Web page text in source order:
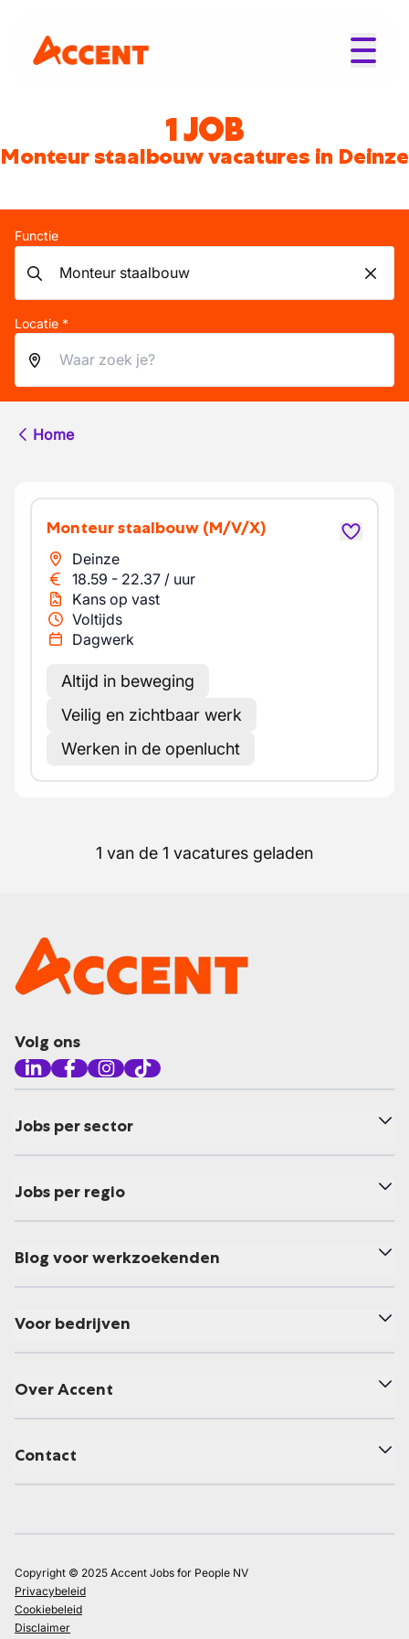
1 JOB
Monteur staalbouw vacatures in Deinze
Functie
Locatie *
Home
Monteur staalbouw (M/V/X)
Deinze
18.59 - 22.37 / uur
Kans op vast
Voltijds
Dagwerk
Altijd in beweging
Veilig en zichtbaar werk
Werken in de openlucht
1 van de 1 vacatures geladen
Volg ons
Jobs per sector
Jobs per regio
Blog voor werkzoekenden
Voor bedrijven
Over Accent
Contact
Copyright © 2025 Accent Jobs for People NV
Privacybeleid
Cookiebeleid
Disclaimer